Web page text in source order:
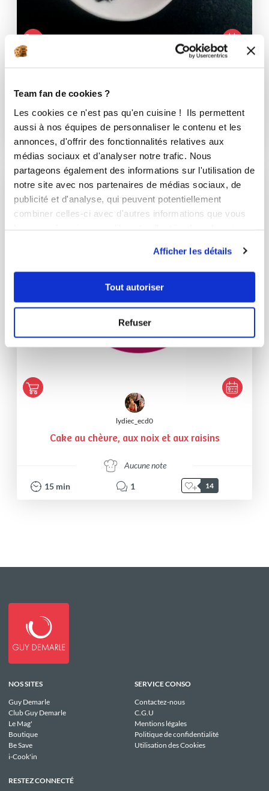
Team fan de cookies ?
Les cookies ce n'est pas qu'en cuisine ! Ils permettent
aussi à nos équipes de personnaliser le contenu et les
annonces, d'offrir des fonctionnalités relatives aux
médias sociaux et d'analyser notre trafic. Nous
partageons également des informations sur l'utilisation de
notre site avec nos partenaires de médias sociaux, de
publicité et d'analyse, qui peuvent potentiellement
combiner celles-ci avec d'autres informations que vous
Afficher les détails
Tout autoriser
Refuser
tapenade noire
Bon
5min 1
lydiec_ecd0
Cake au chèvre, aux noix et aux raisins
Aucune note
15 min 1 14
NOS SITES
Guy Demarle
Club Guy Demarle
Le Mag'
Boutique
Be Save
i-Cook'in
SERVICE CONSO
Contactez-nous
C.G.U
Mentions légales
Politique de confidentialité
Utilisation des Cookies
RESTEZ CONNECTÉ